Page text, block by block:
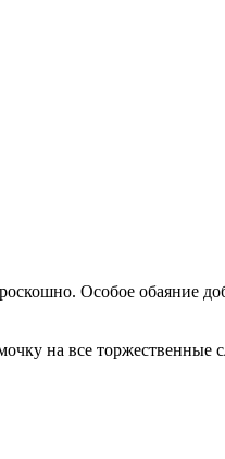
Особое обаяние
на все торжественные